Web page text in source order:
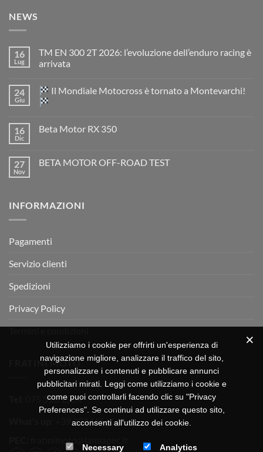
NEWS
16
Lug
TM EN 300 2T 2026: l’evoluzione dell’enduro racing è
arrivata
su
TM
EN
2026:
è
arrivata
24
Giu
Il Mondiale Motocross è tornato a Montevarchi!
su
Motocross
è
16
Dic
Beta Motor RX 350
Beta
27
Nov
BETA MOTOR OFF-ROAD TEST
MOTOR
INFORMAZIONI
Pagamenti
Servizio clienti
Spedizioni
Privacy Policy
Termini e condizioni
FRATINI MOTO
075 518 1504
+39 3334656649
Utilizziamo i cookie per offrirti un'esperienza di
navigazione migliore, analizzare il traffico del sito,
personalizzare i contenuti e pubblicare annunci
pubblicitari mirati. Leggi come utilizziamo i cookie e
come puoi controllarli facendo clic su "Privacy
Preferences". Se continui ad utilizzare questo sito,
acconsenti all'utilizzo dei cookie.
Necessary Analytics